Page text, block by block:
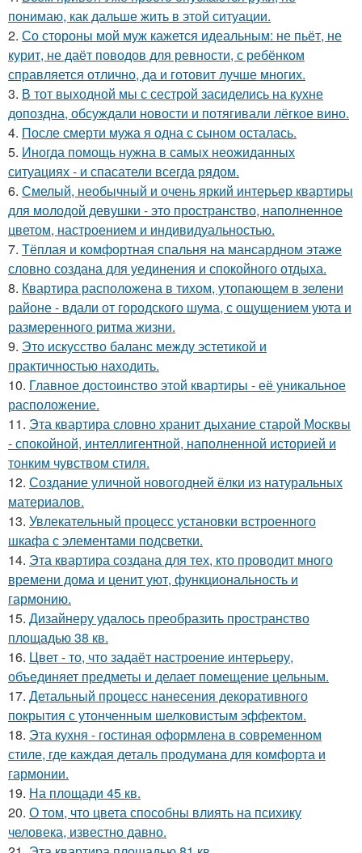
понимаю, как дальше жить в этой ситуации.
2. Со стороны мой муж кажется идеальным: не пьёт, не
курит, не даёт поводов для ревности, с ребёнком
справляется отлично, да и готовит лучше многих.
3. В тот выходной мы с сестрой засиделись на кухне
допоздна, обсуждали новости и потягивали лёгкое вино.
4. После смерти мужа я одна с сыном осталась.
5. Иногда помощь нужна в самых неожиданных
ситуациях - и спасатели всегда рядом.
6. Смелый, необычный и очень яркий интерьер квартиры
для молодой девушки - это пространство, наполненное
цветом, настроением и индивидуальностью.
7. Тёплая и комфортная спальня на мансардном этаже
словно создана для уединения и спокойного отдыха.
8. Квартира расположена в тихом, утопающем в зелени
районе - вдали от городского шума, с ощущением уюта и
размеренного ритма жизни.
9. Это искусство баланс между эстетикой и
практичностью находить.
10. Главное достоинство этой квартиры - её уникальное
расположение.
11. Эта квартира словно хранит дыхание старой Москвы
- спокойной, интеллигентной, наполненной историей и
тонким чувством стиля.
12. Создание уличной новогодней ёлки из натуральных
материалов.
13. Увлекательный процесс установки встроенного
шкафа с элементами подсветки.
14. Эта квартира создана для тех, кто проводит много
времени дома и ценит уют, функциональность и
гармонию.
15. Дизайнеру удалось преобразить пространство
площадью 38 кв.
16. Цвет - то, что задаёт настроение интерьеру,
объединяет предметы и делает помещение цельным.
17. Детальный процесс нанесения декоративного
покрытия с утонченным шелковистым эффектом.
18. Эта кухня - гостиная оформлена в современном
стиле, где каждая деталь продумана для комфорта и
гармонии.
19. На площади 45 кв.
20. О том, что цвета способны влиять на психику
человека, известно давно.